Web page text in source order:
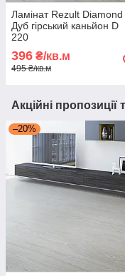
Ламінат Rezult Diamond
Дуб гірський каньйон D
220
396 ₴/кв.м
495 ₴/кв.м
Акційні пропозиції
–20%